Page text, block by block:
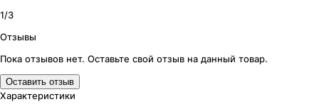
1/3
Отзывы
Пока отзывов нет. Оставьте свой отзыв на данный товар.
Оставить отзыв
Характеристики